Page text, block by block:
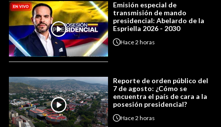
Emisión especial de
transmisión de mando
presidencial: Abelardo de la
Espriella 2026 - 2030
Hace2 horas
Reporte de orden público del
7 de agosto: ¿Cómo se
encuentra el país de cara a la
posesión presidencial?
Hace2 horas